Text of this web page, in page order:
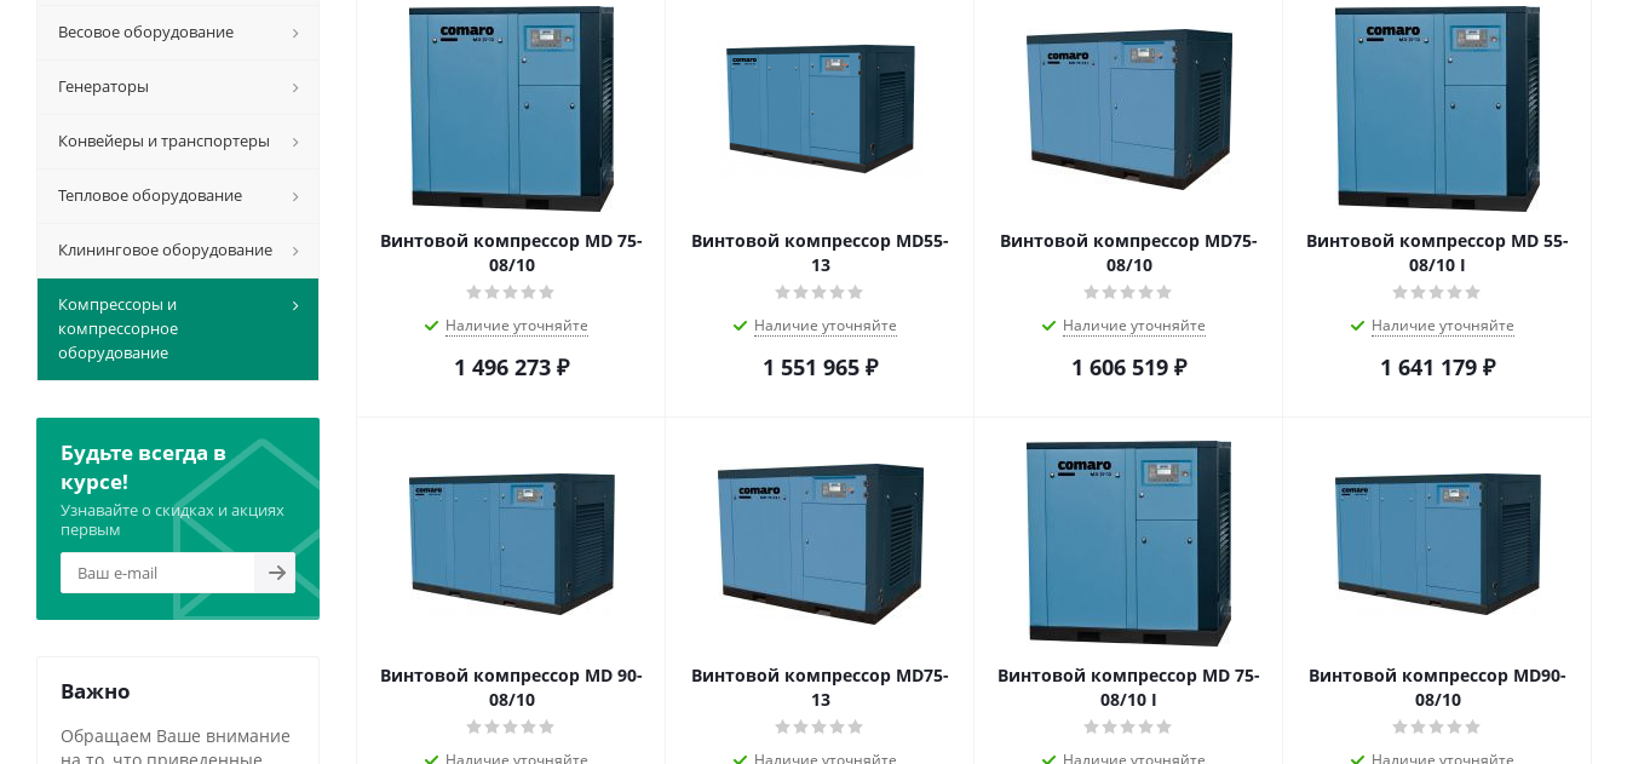
Винтовой компрессор MD 75-
08/10
Наличие уточняйте
1 496 273 ₽
Винтовой компрессор MD55-
13
Наличие уточняйте
1 551 965 ₽
Винтовой компрессор MD75-
08/10
Наличие уточняйте
1 606 519 ₽
Винтовой компрессор MD 55-
08/10 I
Наличие уточняйте
1 641 179 ₽
Винтовой компрессор MD 90-
08/10
Наличие уточняйте
Винтовой компрессор MD75-
13
Наличие уточняйте
Винтовой компрессор MD 75-
08/10 I
Наличие уточняйте
Винтовой компрессор MD90-
08/10
Наличие уточняйте
Весовое оборудование
Генераторы
Конвейеры и транспортеры
Тепловое оборудование
Клининговое оборудование
Компрессоры и
компрессорное
оборудование
Будьте всегда в
курсе!
Узнавайте о скидках и акциях
первым
Важно
Обращаем Ваше внимание